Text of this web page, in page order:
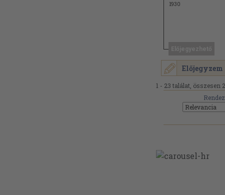
Előjegyzem
1930
1 - 23 találat, összesen